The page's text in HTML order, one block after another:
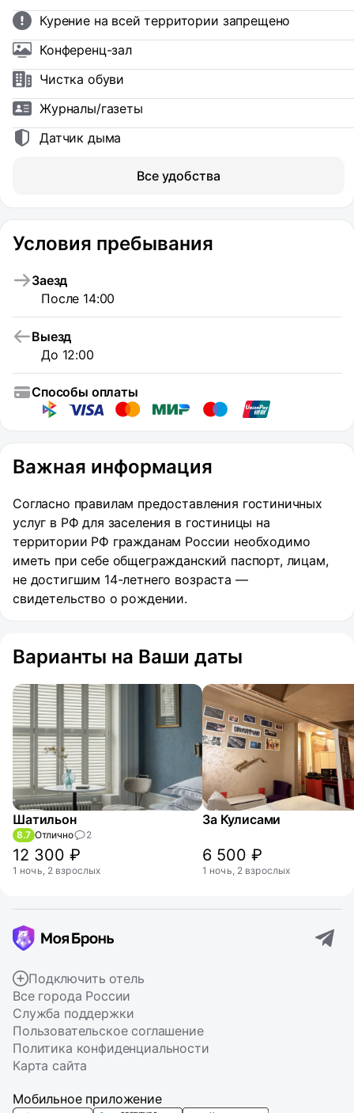
Курение на всей территории запрещено
Конференц-зал
Чистка обуви
Журналы/газеты
Датчик дыма
Все удобства
Условия пребывания
Заезд
После 14:00
Выезд
До 12:00
Способы оплаты
Важная информация
Согласно правилам предоставления гостиничных
услуг в РФ для заселения в гостиницы на
территории РФ гражданам России необходимо
иметь при себе общегражданский паспорт, лицам,
не достигшим 14-летнего возраста —
свидетельство о рождении.
Варианты на Ваши даты
Шатильон
8.7 Отлично 2
12 300 ₽
1 ночь, 2 взрослых
За Кулисами
6 500 ₽
1 ночь, 2 взрослых
Подключить отель
Все города России
Служба поддержки
Пользовательское соглашение
Политика конфиденциальности
Карта сайта
Мобильное приложение